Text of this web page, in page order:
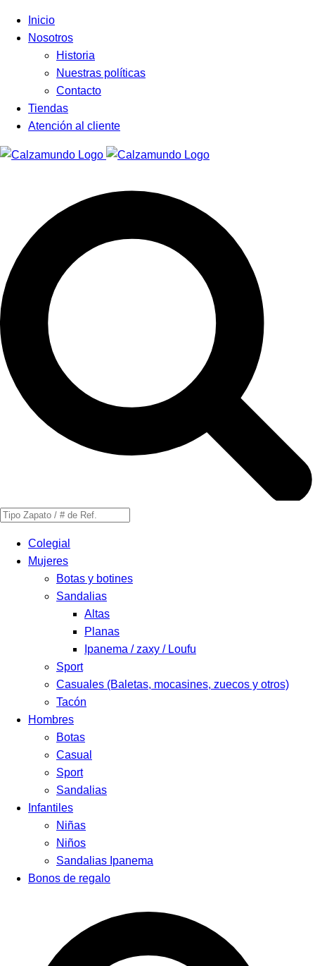
Facebook
Instagram
Tiktok
Inicio
Nosotros
Historia
Nuestras políticas
Contacto
Tiendas
Atención al cliente
Búsqueda
productosColegial
Mujeres
Botas y botines
Sandalias
Altas
Planas
Ipanema / zaxy / Loufu
Sport
Casuales (Baletas, mocasines, zuecos y otros)
Tacón
Hombres
Botas
Casual
Sport
Sandalias
Infantiles
Niñas
Niños
Sandalias Ipanema
Bonos de regalo